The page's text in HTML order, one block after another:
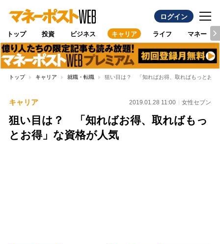
ログイン
トップ 投資 ビジネス キャリア ライフ マネー
トップ キャリア 就職・転職 狙い目は？ 「知ればお得、取ればもっとお得
キャリア 2019.01.28 11:00 女性セブン
狙い目は？ 「知ればお得、取ればもっ
とお得」な資格が人気